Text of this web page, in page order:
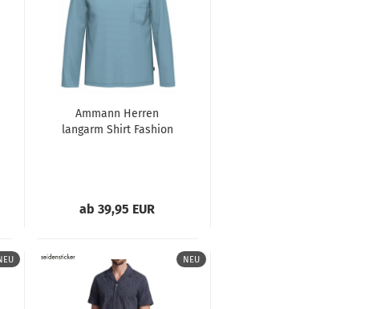
Ammann Herren
langarm Shirt Fashion
ab 39,95 EUR
NEU